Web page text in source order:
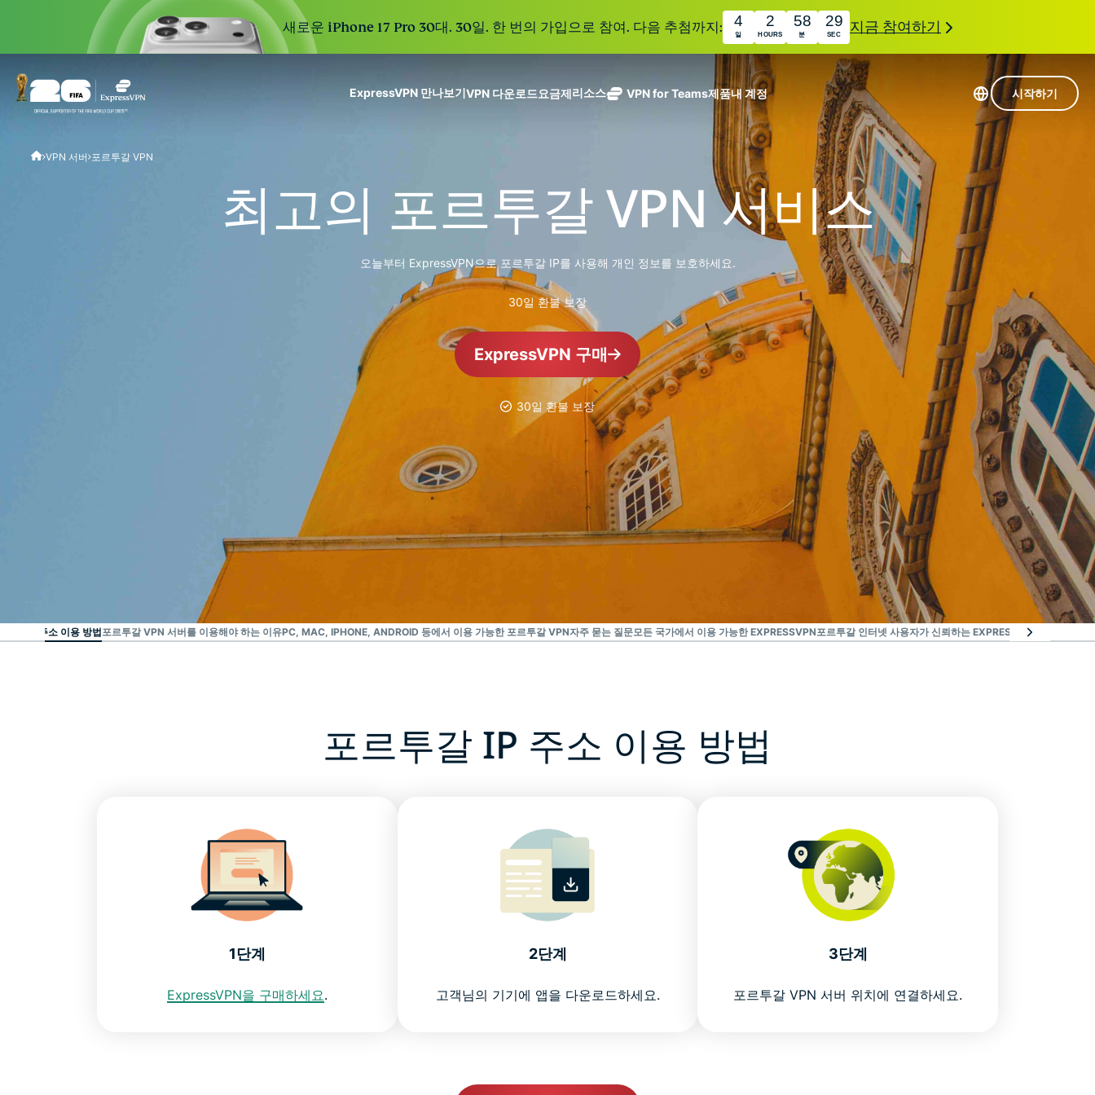
새로운 iPhone 17 Pro 30대. 30일. 한 번의 가입으로 참여. 다음 추첨까지: 4
일
2
HOURS
58
분
28
SEC 지금 참여하기
ExpressVPN 만나보기
113개 국가의 서버
초고속 VPN
안전하게 이용하는 온라인 서비스
게임용 VPN
모든 기능 살펴보기
ExpressVPN 소개
하나의 구독으로 종합적인 첨단 개인정보 보호 및 보안 도구를 이용해 보
세요. 완벽한 작동으로 더욱 탁월한 디지털 라이프를 선사합니다.
모든 제품 보기
VPN 다운로드
NEW
Linux NEW
요금제리소스
입문자용 VPN
VPN 사용 방법
VPN 암호화 정보
VPN for Teams제품
scale.
의 초고속 VPN
입니다.
다.
안전한 비밀번
호 관리와 다중
인증 등을 제공
합니다.
ExpressAI
팅으로 구동되
중심 인공 지
능을 선사하는
최초의 소비자
용 AI입니다.
Defender
강력한 ID 보
호, 모니터링,
도구 모음입니
holiday.com
eSIM
destinations.
Intego
Award-
winning
macOS
antivirus,
firewall,
system tools,
and more.
내 계정 시작하기
VPN 서버 포르투갈 VPN
최고의 포르투갈 VPN 서비스
오늘부터 ExpressVPN으로 포르투갈 IP를 사용해 개인 정보를 보호하세요.
30일 환불 보장
ExpressVPN 구매
30일 환불 보장
투갈 IP 주소 이용 방법포르투갈 VPN 서버를 이용해야 하는 이유PC, MAC, IPHONE, ANDROID 등에서 이용 가능한 포르투갈 VPN자주 묻는 질문모든 국가에서 이용 가능한 EXPRESSVPN포르투갈 인터넷 사용자가 신뢰하는 EXPRESSVPN을 이용해보
포르투갈 IP 주소 이용 방법
1단계
ExpressVPN을 구매하세요.
2단계
고객님의 기기에 앱을 다운로드하세요.
3단계
포르투갈 VPN 서버 위치에 연결하세요.